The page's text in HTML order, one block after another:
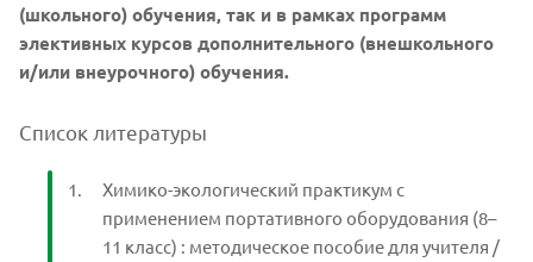
(школьного) обучения, так и в рамках программ
элективных курсов дополнительного (внешкольного
и/или внеурочного) обучения.
Список литературы
Химико-экологический практикум с
применением портативного оборудования (8–
11 класс) : методическое пособие для учителя /